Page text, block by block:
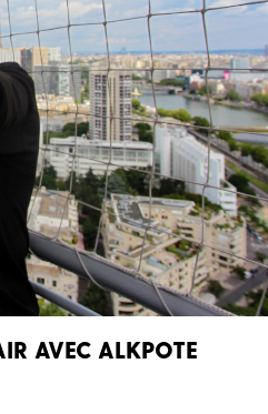
AVEC ALKPOTE